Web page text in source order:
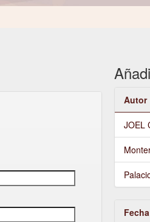
Autor
JOEL